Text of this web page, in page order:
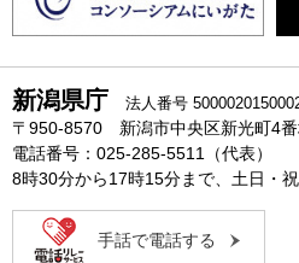
新潟県庁 法人番号
〒950-8570 新潟市中央区新光町4
電話番号：025-285-5511（代表）
8時30分から17時15分まで、土日・
手話で電話する